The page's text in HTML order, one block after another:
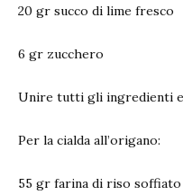
20 gr succo di lime fresco
6 gr zucchero
Unire tutti gli ingredienti
Per la cialda all’origano:
55 gr farina di riso